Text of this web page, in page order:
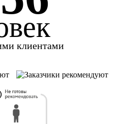
клиентами